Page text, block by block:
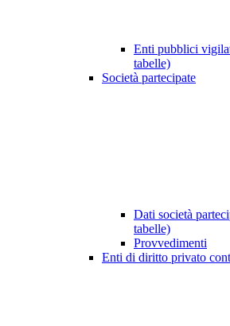
Enti pubblici
tabelle)
Società partecipate
Dati società
tabelle)
Provvedimenti
Enti di diritto privato